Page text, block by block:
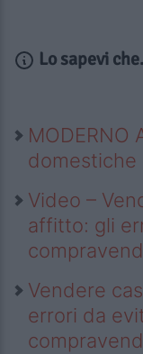
Lo sapevi
MODERNO
domestiche
Video –
affitto: gli
Vendere
errori da